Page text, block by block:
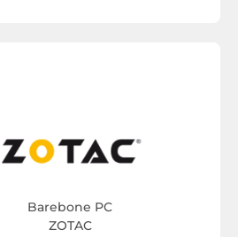
Barebone PC
ZOTAC